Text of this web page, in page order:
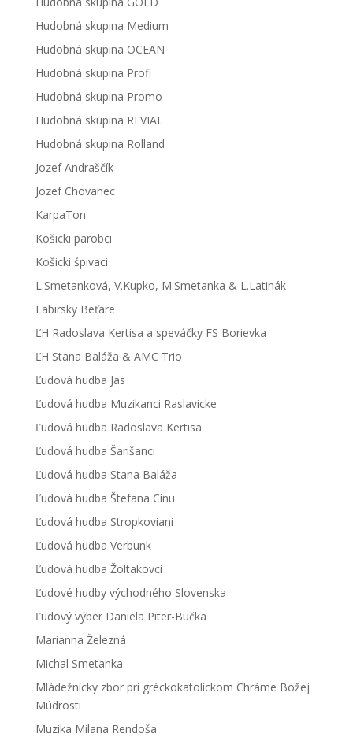
Hudobná skupina Medium
Hudobná skupina OCEAN
Hudobná skupina Profi
Hudobná skupina Promo
Hudobná skupina REVIAL
Hudobná skupina Rolland
Jozef Andraščík
Jozef Chovanec
KarpaTon
Košicki parobci
Košicki śpivaci
L.Smetanková, V.Kupko, M.Smetanka & L.Latinák
Labirsky Beťare
ĽH Radoslava Kertisa a speváčky FS Borievka
ĽH Stana Baláža & AMC Trio
Ľudová hudba Jas
Ľudová hudba Muzikanci Raslavicke
Ľudová hudba Radoslava Kertisa
Ľudová hudba Šarišanci
Ľudová hudba Stana Baláža
Ľudová hudba Štefana Cínu
Ľudová hudba Stropkoviani
Ľudová hudba Verbunk
Ľudová hudba Žoltakovci
Ľudové hudby východného Slovenska
Ľudový výber Daniela Piter-Bučka
Marianna Železná
Michal Smetanka
Mládežnícky zbor pri gréckokatolíckom Chráme Božej
Múdrosti
Muzika Milana Rendoša